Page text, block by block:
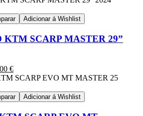
Adicionar á Wishlist
KTM SCARP MASTER 29”
€
Adicionar á Wishlist